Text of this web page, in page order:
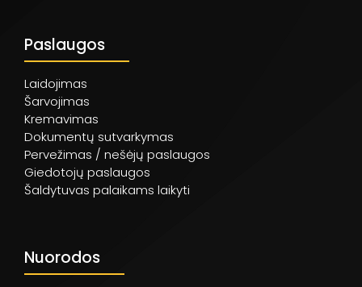
Paslaugos
Laidojimas
Šarvojimas
Kremavimas
Dokumentų sutvarkymas
Pervežimas / nešėjų paslaugos
Giedotojų paslaugos
Šaldytuvas palaikams laikyti
Nuorodos